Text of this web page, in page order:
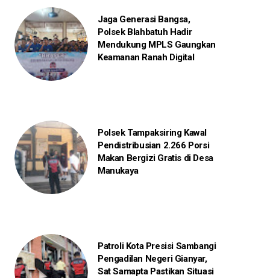
Jaga Generasi Bangsa,
Polsek Blahbatuh Hadir
Mendukung MPLS Gaungkan
Keamanan Ranah Digital
Polsek Tampaksiring Kawal
Pendistribusian 2.266 Porsi
Makan Bergizi Gratis di Desa
Manukaya
Patroli Kota Presisi Sambangi
Pengadilan Negeri Gianyar,
Sat Samapta Pastikan Situasi